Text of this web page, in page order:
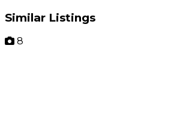
Similar Listings
8